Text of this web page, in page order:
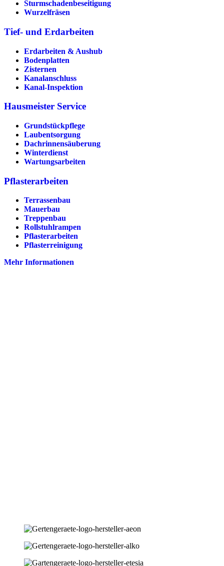
Sturmschadenbeseitigung
Wurzelfräsen
Tief- und Erdarbeiten
Erdarbeiten & Aushub
Bodenplatten
Zisternen
Kanalanschluss
Kanal-Inspektion
Hausmeister Service
Grundstückpflege
Laubentsorgung
Dachrinnen­säuberung
Winterdienst
Wartungsarbeiten
Pflasterarbeiten
Terrassenbau
Mauerbau
Treppenbau
Rollstuhlrampen
Pflasterarbeiten
Pflasterreinigung
Mehr Informationen